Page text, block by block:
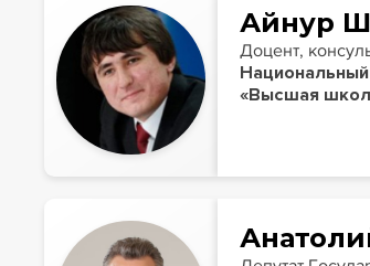
Айнур
Доцент,
«Высшая